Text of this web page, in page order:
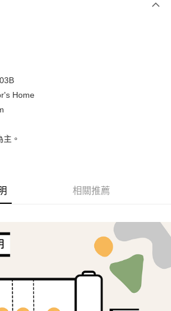
不需綁卡、不需儲值。
務後，再付款。
流程】
先享後付」後，將跳轉至「AFTEE先享後付」
確認金額後，即可完成結帳。
收到繳費通知簡訊。
天內，點擊此簡訊中的連結，可透過四大超商／
式進行付款，方視為交易完成。
下不需立刻繳費，但若您需要取消訂單，請聯絡
含以上)免運費
含以上)免運費
Home
。
相關推薦